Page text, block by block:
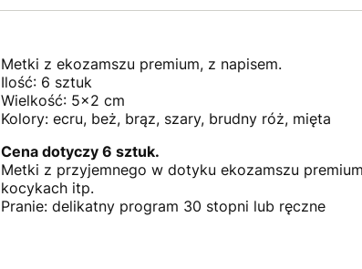
Metki z ekozamszu premium, z napisem.
Ilość: 6 sztuk
Wielkość: 5x2 cm
Kolory: ecru, beż, brąz, szary, brudny róż, mięta
Cena dotyczy 6 sztuk.
Metki z przyjemnego w dotyku ekozamszu
kocykach itp.
Pranie: delikatny program 30 stopni lub ręczne